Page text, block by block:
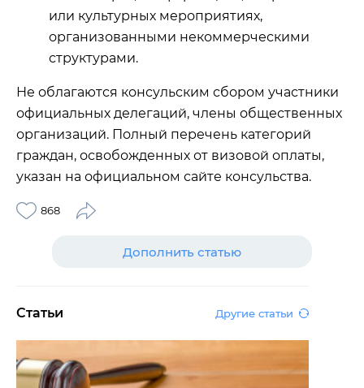
или культурных мероприятиях,
организованными некоммерческими
структурами.
Не облагаются консульским сбором участники
официальных делегаций, члены общественных
организаций. Полный перечень категорий
граждан, освобожденных от визовой оплаты,
указан на официальном сайте консульства.
868
Дополнить статью
Статьи Другие статьи